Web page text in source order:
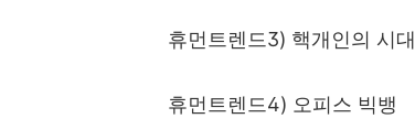
휴먼트렌드3) 핵개인의 시대
휴먼트렌드4) 오피스 빅뱅